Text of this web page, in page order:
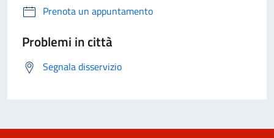
Prenota un appuntamento
Problemi in città
Segnala disservizio